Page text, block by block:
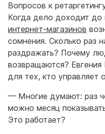
Вопросов к
Когда дело доходит до
интернет-магазинов
сомнения. Сколько раз
раздражать? Почему
возвращаются?
для тех, кто управляет
— Многие думают: раз
можно месяц
Это работает?